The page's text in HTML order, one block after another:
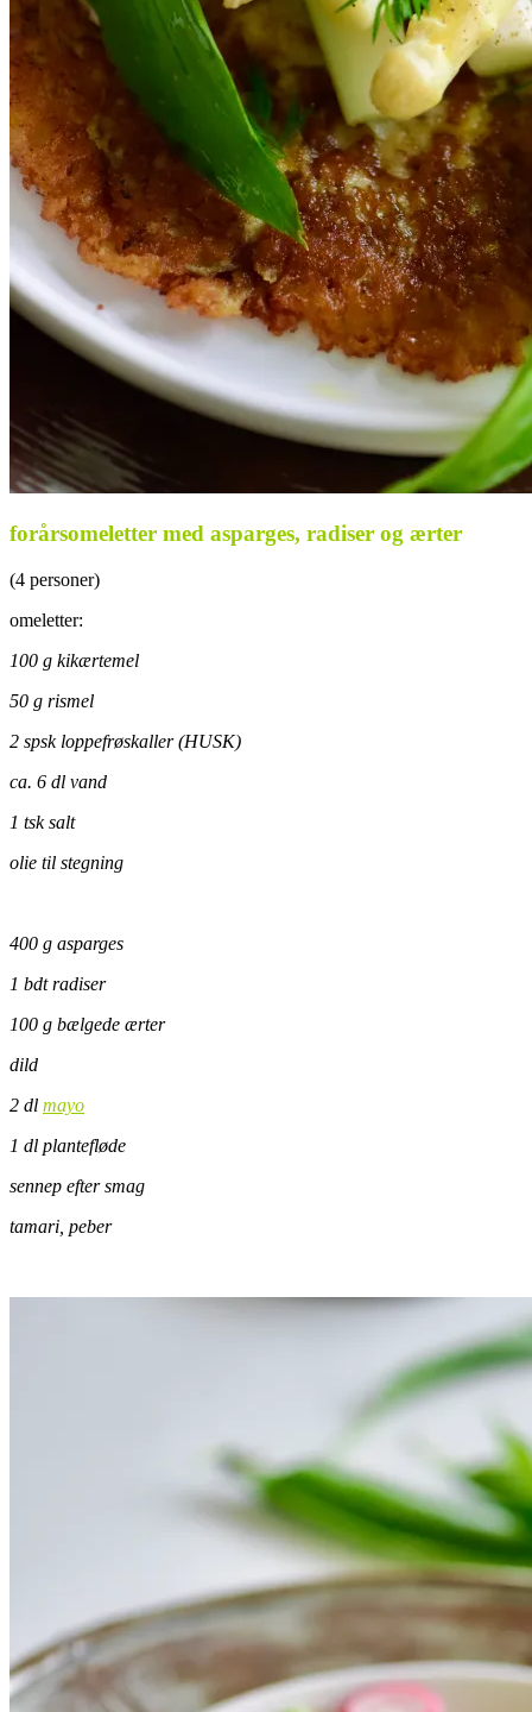
forårsomeletter med asparges, radiser og ærter
(4 personer)
omeletter:
100 g kikærtemel
50 g rismel
2 spsk loppefrøskaller (HUSK)
ca. 6 dl vand
1 tsk salt
olie til stegning
400 g asparges
1 bdt radiser
100 g bælgede ærter
dild
2 dl mayo
1 dl plantefløde
sennep efter smag
tamari, peber